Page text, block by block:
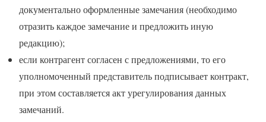
документально оформленные замечания (необходимо
отразить каждое замечание и предложить иную
редакцию);
если контрагент согласен с предложениями, то его
уполномоченный представитель подписывает контракт,
при этом составляется акт урегулирования данных
замечаний.